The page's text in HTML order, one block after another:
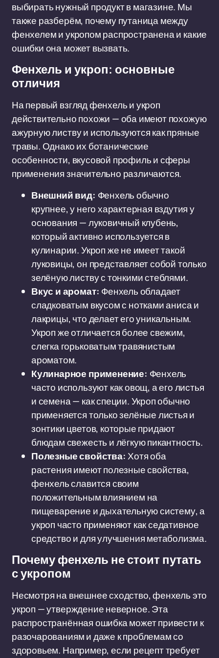
выбирать нужный продукт в магазине. Мы
также разберём, почему путаница между
фенхелем и укропом распространена и какие
ошибки она может вызвать.
Фенхель и укроп: основные
отличия
На первый взгляд фенхель и укроп
действительно похожи — оба имеют похожую
ажурную листву и используются как пряные
травы. Однако их ботанические
особенности, вкусовой профиль и сферы
применения значительно различаются.
Внешний вид: Фенхель обычно
крупнее, у него характерная вздутия у
основания — луковичный клубень,
который активно используется в
кулинарии. Укроп же не имеет такой
луковицы, он представляет собой только
зелёную листву с тонкими стеблями.
Вкус и аромат: Фенхель обладает
сладковатым вкусом с нотками аниса и
лакрицы, что делает его уникальным.
Укроп же отличается более свежим,
слегка горьковатым травянистым
ароматом.
Кулинарное применение: Фенхель
часто используют как овощ, а его листья
и семена — как специи. Укроп обычно
применяется только зелёные листья и
зонтики цветов, которые придают
блюдам свежесть и лёгкую пикантность.
Полезные свойства:Хотя оба
растения имеют полезные свойства,
фенхель славится своим
положительным влиянием на
пищеварение и дыхательную систему, а
укроп часто применяют как седативное
средство и для улучшения метаболизма.
Почему фенхель не стоит путать
с укропом
Несмотря на внешнее сходство, фенхель это
укроп — утверждение неверное. Эта
распространённая ошибка может привести к
разочарованиям и даже к проблемам со
здоровьем. Например, если рецепт требует